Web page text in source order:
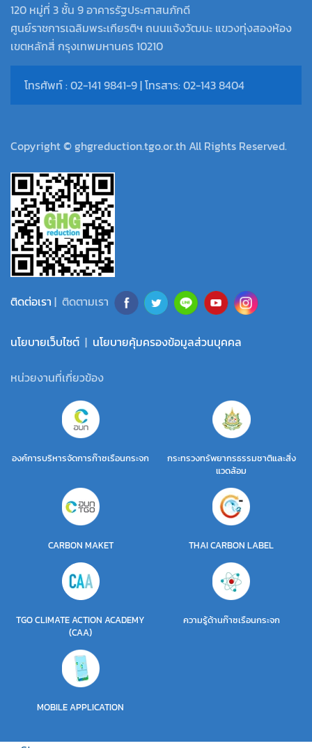
120 หมู่ที่ 3 ชั้น 9 อาคารรัฐประศาสนภักดี
ศูนย์ราชการเฉลิมพระเกียรติฯ ถนนแจ้งวัฒนะ แขวงทุ่งสองห้อง
เขตหลักสี่ กรุงเทพมหานคร 10210
โทรศัพท์ : 02-141 9841-9 | โทรสาร: 02-143 8404
Copyright © ghgreduction.tgo.or.th All Rights Reserved.
ติดต่อเรา | ติดตามเรา
นโยบายเว็บไซต์ | นโยบายคุ้มครองข้อมูลส่วนบุคคล
หน่วยงานที่เกี่ยวข้อง
องค์การบริหารจัดการก๊าซเรือนกระจก
กระทรวงทรัพยากรธรรมชาติและสิ่ง
แวดล้อม
CARBON MAKET THAI CARBON LABEL
TGO CLIMATE ACTION ACADEMY
(CAA)
ความรู้ด้านก๊าซเรือนกระจก
MOBILE APPLICATION